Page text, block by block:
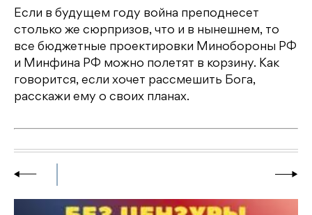
Если в будущем году война преподнесет
столько же сюрпризов, что и в нынешнем, то
все бюджетные проектировки Минобороны РФ
и Минфина РФ можно полетят в корзину. Как
говорится, если хочет рассмешить Бога,
расскажи ему о своих планах.